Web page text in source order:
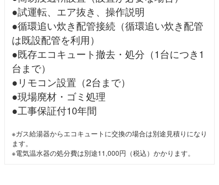
●試運転、エア抜き、操作説明
●循環追い炊き配管接続（循環追い炊き配管
は既設配管を利用）
●既存エコキュート撤去・処分（1台につき1
台まで）
●リモコン設置（2台まで）
●現場廃材・ゴミ処理
●工事保証付10年間
※ガス給湯器からエコキュートに交換の場合は別途見積りになり
ます。
※電気温水器の処分費は別途11,000円（税込）かかります。